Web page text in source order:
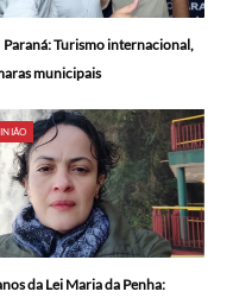
Paraná: Turismo internacional,
municipais
da Lei Maria da Penha: